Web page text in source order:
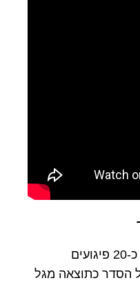
צה"ל והשב"כ הצליחו למנוע כ-20 פיגועים
הסדר כתוצאה מגל